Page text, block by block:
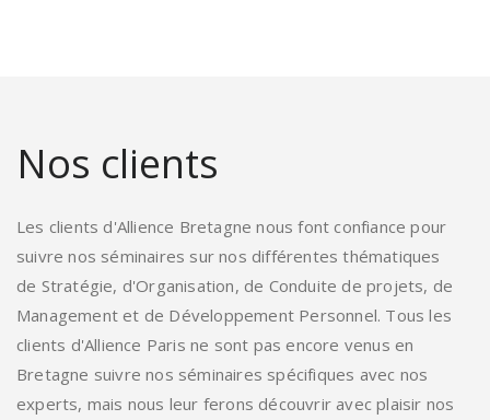
Nos clients
Les clients d'Allience Bretagne nous font confiance pour
suivre nos séminaires sur nos différentes thématiques
de Stratégie, d'Organisation, de Conduite de projets, de
Management et de Développement Personnel. Tous les
clients d'Allience Paris ne sont pas encore venus en
Bretagne suivre nos séminaires spécifiques avec nos
experts, mais nous leur ferons découvrir avec plaisir nos